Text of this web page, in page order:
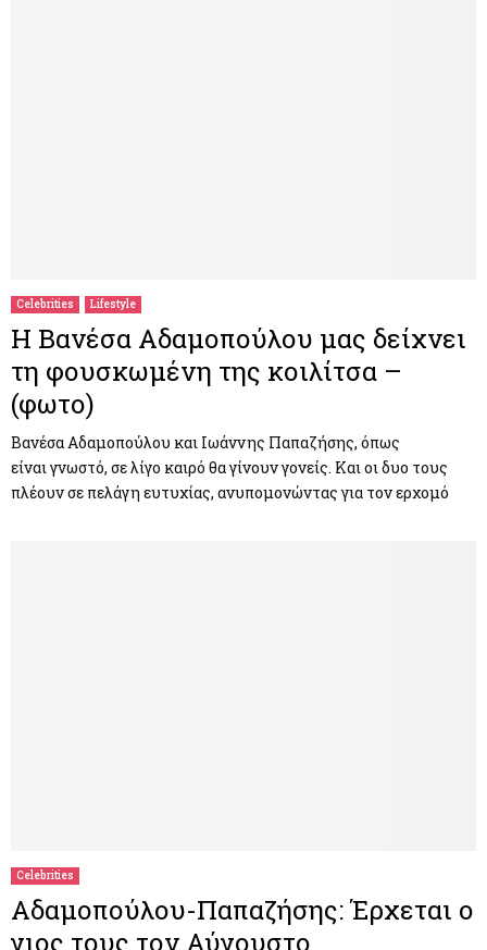
Celebrities Lifestyle
Η Βανέσα Αδαμοπούλου μας δείχνει
τη φουσκωμένη της κοιλίτσα –
(φωτο)
Βανέσα Αδαμοπούλου και Ιωάννης Παπαζήσης, όπως
είναι γνωστό, σε λίγο καιρό θα γίνουν γονείς. Και οι δυο τους
πλέουν σε πελάγη ευτυχίας, ανυπομονώντας για τον ερχομό
Celebrities
Αδαμοπούλου-Παπαζήσης: Έρχεται ο
γιος τους τον Αύγουστο